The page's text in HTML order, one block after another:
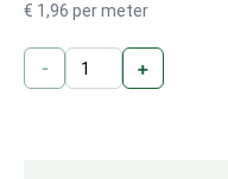
€ 1,96 per meter
- +